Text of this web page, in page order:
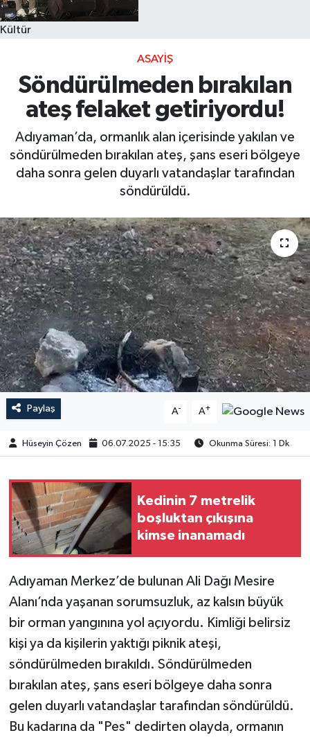
Kültür
ASAYIŞ
Söndürülmeden bırakılan
ateş felaket getiriyordu!
Adıyaman’da, ormanlık alan içerisinde yakılan ve
söndürülmeden bırakılan ateş, şans eseri bölgeye
daha sonra gelen duyarlı vatandaşlar tarafından
söndürüldü.
Paylaş A- A+
Hüseyin Çözen 06.07.2025 - 15:35 Okunma Süresi: 1 Dk
Kedinin 7 metrelik
boşluktan çıkışına
kimse inanamadı
Adıyaman Merkez’de bulunan Ali Dağı Mesire
Alanı’nda yaşanan sorumsuzluk, az kalsın büyük
bir orman yangınına yol açıyordu. Kimliği belirsiz
kişi ya da kişilerin yaktığı piknik ateşi,
söndürülmeden bırakıldı. Söndürülmeden
bırakılan ateş, şans eseri bölgeye daha sonra
gelen duyarlı vatandaşlar tarafından söndürüldü.
Bu kadarına da "Pes" dedirten olayda, ormanın